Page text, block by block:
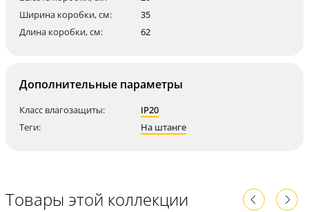
Ширина коробки, см:
35
Длина коробки, см:
62
Дополнительные параметры
Класс влагозащиты:
IP20
Теги:
На штанге
Товары этой коллекции